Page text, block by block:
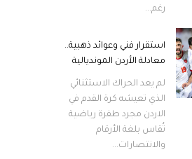
رغم...
استقرار فني وعوائد ذهبية..
معادلة الأردن المونديالية
لم يعد الحراك الاستثنائي
الذي تعيشه كرة القدم في
الاردن مجرد طفرة رياضية
تُقاس بلغة الأرقام
والانتصارات...